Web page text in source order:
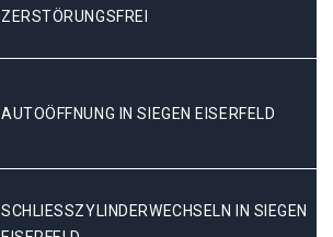
ZERSTÖRUNGSFREI
AUTOÖFFNUNG IN SIEGEN EISERFELD
SCHLIESSZYLINDERWECHSELN IN SIEGEN E